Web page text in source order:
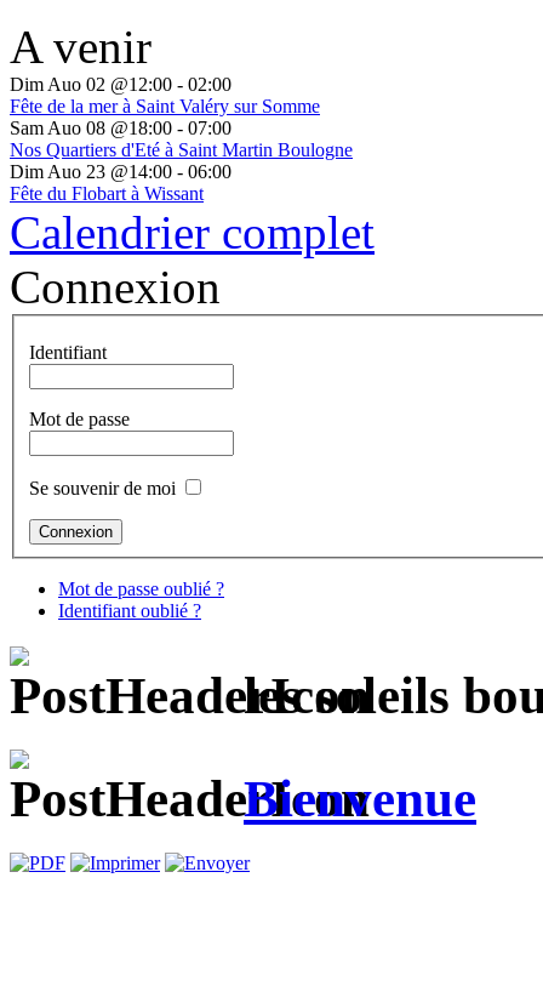
A venir
Dim Auo 02 @12:00 - 02:00
Fête de la mer à Saint Valéry sur Somme
Sam Auo 08 @18:00 - 07:00
Nos Quartiers d'Eté à Saint Martin Boulogne
Dim Auo 23 @14:00 - 06:00
Fête du Flobart à Wissant
Calendrier complet
Connexion
Identifiant
Mot de passe
Se souvenir de moi
Mot de passe oublié ?
Identifiant oublié ?
les soleils
Bienvenue